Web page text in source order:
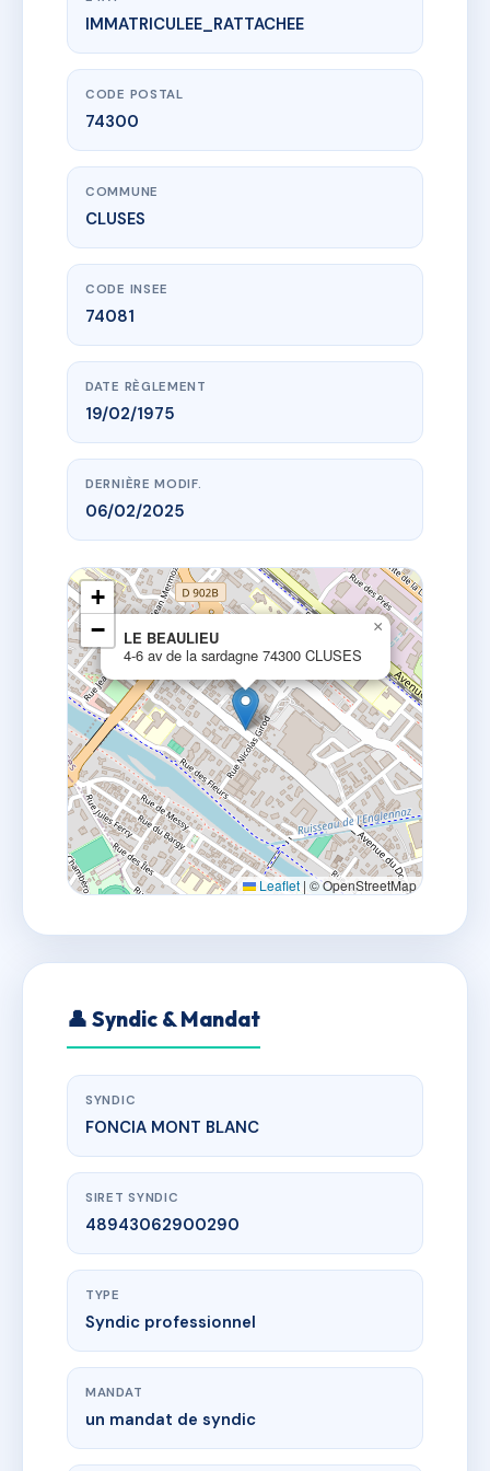
www.vme.plus/AC6802235
LE BEAULIEU
4-6 av de la sardagne
IMMATRICULEE_RATTACHEE
CODE POSTAL
74300
COMMUNE
CLUSES
CODE INSEE
74081
DATE RÈGLEMENT
19/02/1975
DERNIÈRE MODIF.
06/02/2025
LE BEAULIEU
4-6 av de la sardagne 74300 CLUSES
×
+
−
Leaflet | © OpenStreetMap
👤 Syndic & Mandat
SYNDIC
FONCIA MONT BLANC
SIRET SYNDIC
48943062900290
TYPE
Syndic professionnel
MANDAT
un mandat de syndic